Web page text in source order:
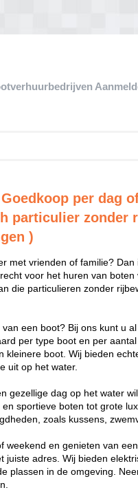
per dag
particulier zonder
)
met vrienden of familie?
voor het huren van
die particulieren zonder
een boot? Bij ons kunt u
per type boot en per
boot. Wij bieden
uit op het water.
gezellige dag op het water
sportieve boten tot grote
zoals kussens,
en genieten van
juiste adres. Wij bieden
plassen in de omgeving.